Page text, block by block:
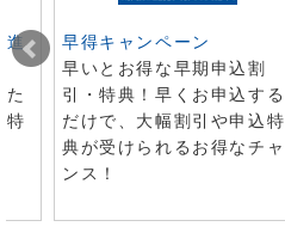
進
特
早得キャンペーン
早いとお得な早期申込割
引・特典！早くお申込する
だけで、大幅割引や申込特
典が受けられるお得なチャ
ンス！